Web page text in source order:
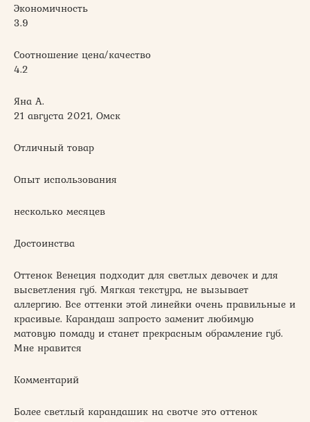
Экономичность
3.9
Соотношение цена/качество
4.2
Яна А.
21 августа 2021, Омск
Отличный товар
Опыт использования
несколько месяцев
Достоинства
Оттенок Венеция подходит для светлых девочек и для
высветления губ. Мягкая текстура, не вызывает
аллергию. Все оттенки этой линейки очень правильные и
красивые. Карандаш запросто заменит любимую
матовую помаду и станет прекрасным обрамление губ.
Мне нравится
Комментарий
Более светлый карандашик на свотче это оттенок